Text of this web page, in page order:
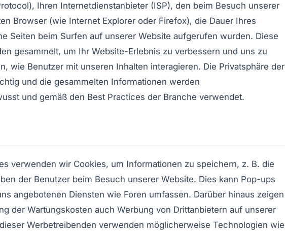
Ihren Internetdienstanbieter (ISP), den beim Besuch unserer
Browser (wie Internet Explorer oder Firefox), die Dauer Ihres
Seiten beim Surfen auf unserer Website aufgerufen wurden. Diese
gesammelt, um Ihr Website-Erlebnis zu verbessern und uns zu
wie Benutzer mit unseren Inhalten interagieren. Die Privatsphäre der
und die gesammelten Informationen werden
und gemäß den Best Practices der Branche verwendet.
verwenden wir Cookies, um Informationen zu speichern, z. B. die
der Benutzer beim Besuch unserer Website. Dies kann Pop-ups
angebotenen Diensten wie Foren umfassen. Darüber hinaus zeigen
der Wartungskosten auch Werbung von Drittanbietern auf unserer
Werbetreibenden verwenden möglicherweise Technologien wie